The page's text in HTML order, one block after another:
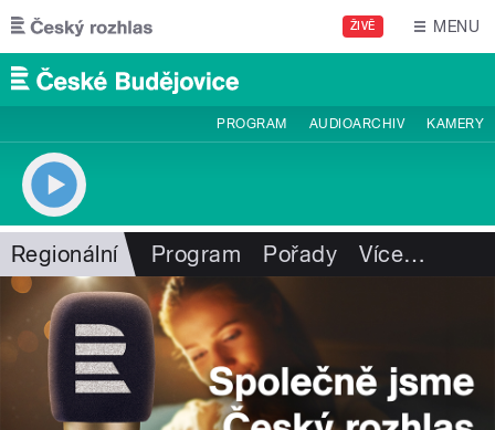
Přejít k hlavnímu obsahu
ŽIVĚ MENU
PROGRAM AUDIOARCHIV KAMERY
Regionální Program Pořady Více…